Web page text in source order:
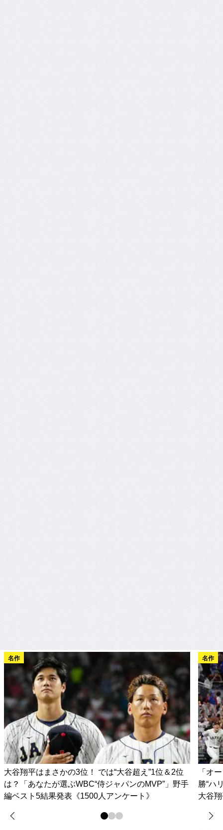
名作
大谷翔平はまさかの3位！ では“大谷超え”1位＆2位
は？「あなたが選ぶWBC“侍ジャパンのMVP”」野手
編ベスト5結果発表《1500人アンケート》
名作
「オ
勝“ハ
大谷